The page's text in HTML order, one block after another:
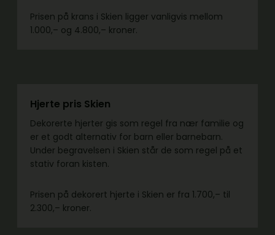
Prisen på krans i Skien ligger vanligvis mellom
1.000,– og 4.800,– kroner.
Hjerte pris Skien
Dekorerte hjerter gis som regel fra nær familie og
er et godt alternativ for barn eller barnebarn.
Under begravelsen i Skien står de som regel på et
stativ foran kisten.
Prisen på dekorert hjerte i Skien er fra 1.700,– til
2.300,– kroner.